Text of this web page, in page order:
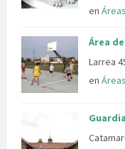
en
Área
Larrea
en